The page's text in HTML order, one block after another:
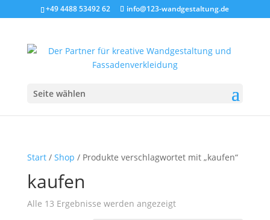
+49 4488 53492 62 info@123-wandgestaltung.de
Seite wählen
Start/ Shop / Produkte verschlagwortet mit „kaufen“
kaufen
Alle 13 Ergebnisse werden angezeigt